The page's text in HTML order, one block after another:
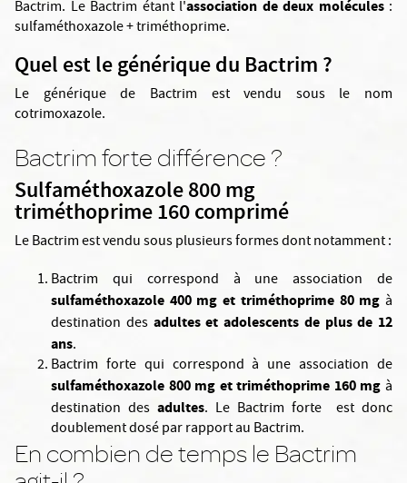
Bactrim. Le Bactrim étant l'association de deux molécules:
sulfaméthoxazole + triméthoprime.
Quel est le générique du Bactrim ?
Le générique de Bactrim est vendu sous le nom
cotrimoxazole.
Bactrim forte différence ?
Sulfaméthoxazole 800 mg
triméthoprime 160 comprimé
Le Bactrim est vendu sous plusieurs formes dont notamment :
Bactrim qui correspond à une association de
sulfaméthoxazole 400 mg et triméthoprime 80 mg à
destination des adultes et adolescents de plus de 12
ans.
Bactrim forte qui correspond à une association de
sulfaméthoxazole 800 mg et triméthoprime 160 mg à
destination des adultes. Le Bactrim forte est donc
doublement dosé par rapport au Bactrim.
En combien de temps le Bactrim